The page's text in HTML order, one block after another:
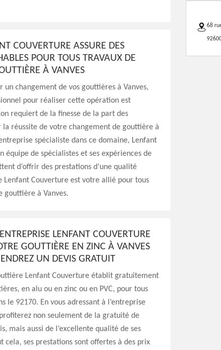
COUVERTURE ASSURE DES
POUR TOUS TRAVAUX DE
À VANVES
un changement de vos gouttières à Vanves,
pour réaliser cette opération est
requiert de la finesse de la part des
la réussite de votre changement de gouttière à
spécialiste dans ce domaine, Lenfant
équipe de spécialistes et ses expériences de
d’offrir des prestations d’une qualité
Lenfant Couverture est votre allié pour tous
gouttière à Vanves.
LENFANT COUVERTURE
GOUTTIÈRE EN ZINC À VANVES
UN DEVIS GRATUIT
Lenfant Couverture établit gratuitement
en alu ou en zinc ou en PVC, pour tous
le 92170. En vous adressant à l’entreprise
non seulement de la gratuité de
mais aussi de l’excellente qualité de ses
cela, ses prestations sont offertes à des prix
68